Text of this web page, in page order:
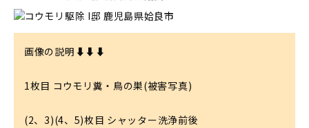
画像の説明⬇⬇⬇
1枚目 コウモリ糞・鳥の巣(被害写真)
(2、3)(4、5)枚目 シャッター洗浄前後